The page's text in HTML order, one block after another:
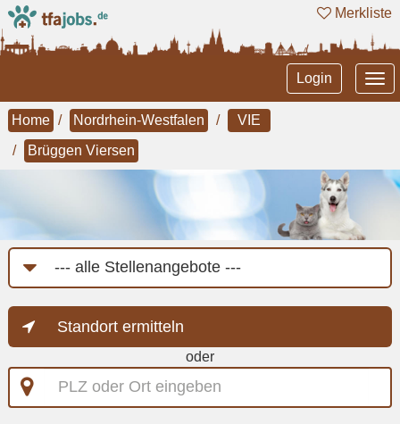
Merkliste
Login
Home Nordrhein-Westfalen
VIE
Brüggen Viersen
Job-
Kategorie
Standort ermitteln
oder
PLZ
oder